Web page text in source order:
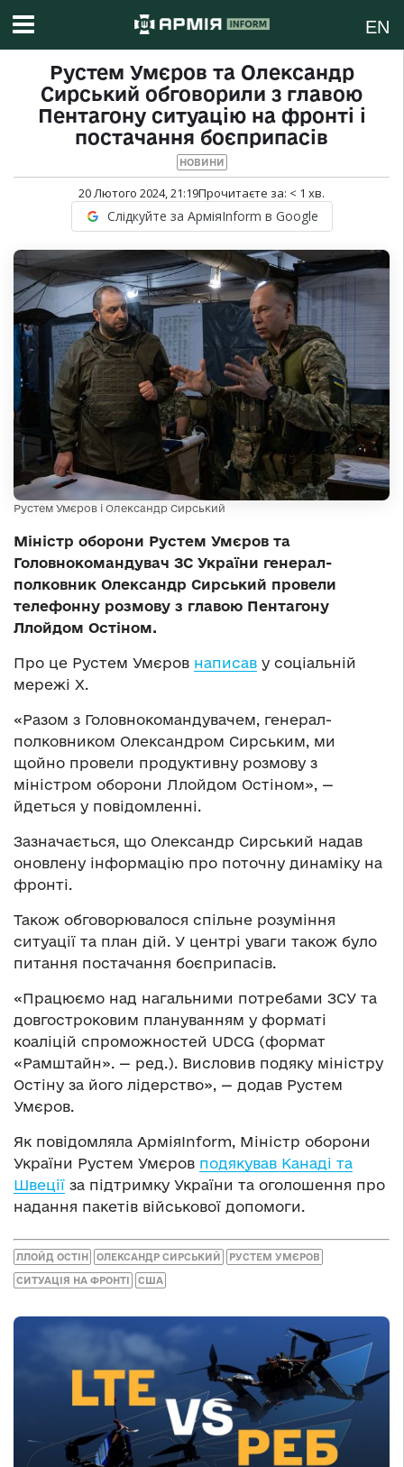
EN
Рустем Умєров та Олександр
Сирський обговорили з главою
Пентагону ситуацію на фронті і
постачання боєприпасів
НОВИНИ
20 Лютого 2024, 21:19Прочитаєте за: < 1 хв.
Слідкуйте за АрміяInform в Google
Рустем Умєров і Олександр Сирський
Міністр оборони Рустем Умєров та
Головнокомандувач ЗС України генерал-
полковник Олександр Сирський провели
телефонну розмову з главою Пентагону
Ллойдом Остіном.
Про це Рустем Умєров написав у соціальній
мережі Х.
«Разом з Головнокомандувачем, генерал-
полковником Олександром Сирським, ми
щойно провели продуктивну розмову з
міністром оборони Ллойдом Остіном», —
йдеться у повідомленні.
Зазначається, що Олександр Сирський надав
оновлену інформацію про поточну динаміку на
фронті.
Також обговорювалося спільне розуміння
ситуації та план дій. У центрі уваги також було
питання постачання боєприпасів.
«Працюємо над нагальними потребами ЗСУ та
довгостроковим плануванням у форматі
коаліцій спроможностей UDCG (формат
«Рамштайн». — ред.). Висловив подяку міністру
Остіну за його лідерство», — додав Рустем
Умєров.
Як повідомляла АрміяInform, Міністр оборони
України Рустем Умєров подякував Канаді та
Швеції за підтримку України та оголошення про
надання пакетів військової допомоги.
ЛЛОЙД ОСТІН ОЛЕКСАНДР СИРСЬКИЙ РУСТЕМ УМЄРОВ
СИТУАЦІЯ НА ФРОНТІ США